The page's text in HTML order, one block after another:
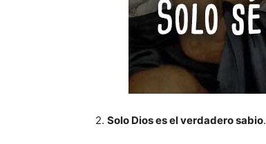
2. Solo Dios es el verdadero sabio.